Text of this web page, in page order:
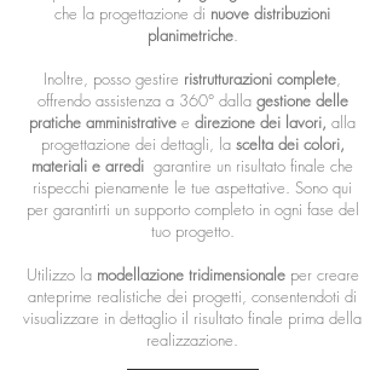
che la progettazione di nuove distribuzioni
planimetriche.
Inoltre, posso gestire ristrutturazioni complete,
offrendo assistenza a 360° dallagestione delle
pratiche amministrative e direzione dei lavori, alla
progettazione dei dettagli, lascelta dei colori,
materiali e arredi garantire un risultato finale che
rispecchi pienamente le tue aspettative. Sono qui
per garantirti un supporto completo in ogni fase del
tuo progetto.
Utilizzo la modellazione tridimensionaleper creare
anteprime realistiche dei progetti, consentendoti di
visualizzare in dettaglio il risultato finale prima della
realizzazione.